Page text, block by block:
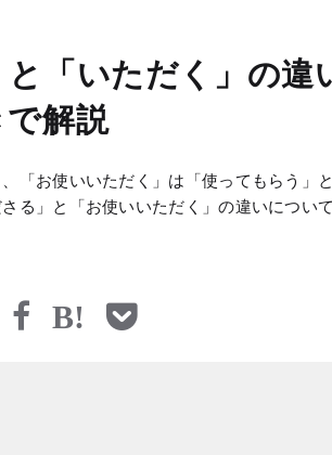
「いただく」の違
解説
「お使いいただく」は「使ってもらう」
る」と「お使いいただく」の違いについ